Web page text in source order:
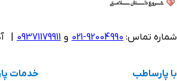
شماره تماس: 92004990-021 و 09371179911
با پارساطب خدمات